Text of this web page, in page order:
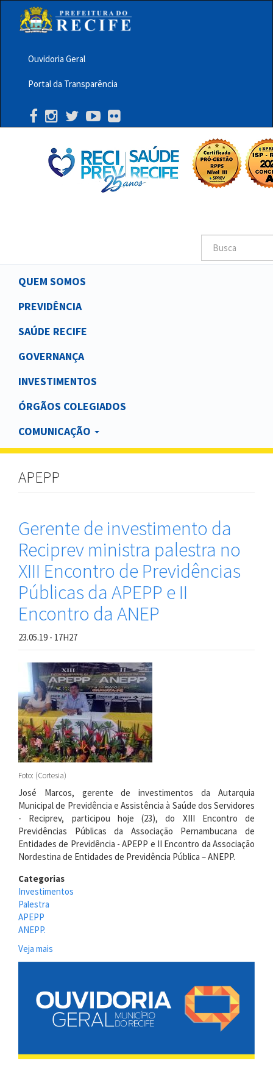
principalMenu
Barra
Topo
PCR
Ouvidoria Geral
Portal da Transparência
Buscar
Main
navigation
QUEM SOMOS
PREVIDÊNCIA
SAÚDE RECIFE
GOVERNANÇA
INVESTIMENTOS
ÓRGÃOS COLEGIADOS
COMUNICAÇÃO
APEPP
Gerente de investimento da
Reciprev ministra palestra no
XIII Encontro de Previdências
Públicas da APEPP e II
Encontro da ANEP
23.05.19 - 17H27
Foto: (Cortesia)
José Marcos, gerente de investimentos da Autarquia
Municipal de Previdência e Assistência à Saúde dos Servidores
- Reciprev, participou hoje (23), do XIII Encontro de
Previdências Públicas da Associação Pernambucana de
Entidades de Previdência - APEPP e II Encontro da Associação
Nordestina de Entidades de Previdência Pública – ANEPP.
Categorias
Investimentos
Palestra
APEPP
ANEPP.
Veja mais
Gerente
da
Reciprev
ministra
no